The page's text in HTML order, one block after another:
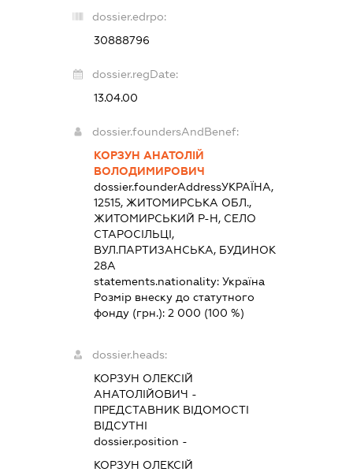
dossier.edrpo:
30888796
dossier.regDate:
13.04.00
dossier.foundersAndBenef:
КОРЗУН АНАТОЛІЙ
ВОЛОДИМИРОВИЧ
dossier.founderAddressУКРАЇНА,
12515, ЖИТОМИРСЬКА ОБЛ.,
ЖИТОМИРСЬКИЙ Р-Н, СЕЛО
СТАРОСІЛЬЦІ,
ВУЛ.ПАРТИЗАНСЬКА, БУДИНОК
28А
statements.nationality: Україна
Розмір внеску до статутного
фонду (грн.): 2 000 (100 %)
dossier.heads:
КОРЗУН ОЛЕКСІЙ
АНАТОЛІЙОВИЧ -
ПРЕДСТАВНИК ВІДОМОСТІ
ВІДСУТНІ
dossier.position -
КОРЗУН ОЛЕКСІЙ